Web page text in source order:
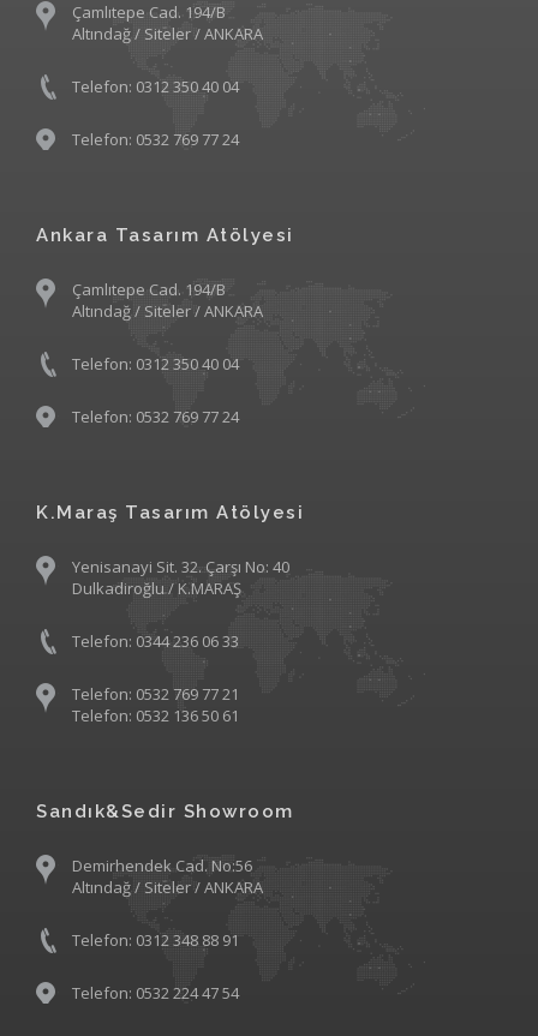
Çamlıtepe Cad. 194/B
Altındağ / Siteler / ANKARA
Telefon: 0312 350 40 04
Telefon: 0532 769 77 24
Ankara Tasarım Atölyesi
Çamlıtepe Cad. 194/B
Altındağ / Siteler / ANKARA
Telefon: 0312 350 40 04
Telefon: 0532 769 77 24
K.Maraş Tasarım Atölyesi
Yenisanayi Sit. 32. Çarşı No: 40
Dulkadiroğlu / K.MARAŞ
Telefon: 0344 236 06 33
Telefon: 0532 769 77 21
Telefon: 0532 136 50 61
Sandık&Sedir Showroom
Demirhendek Cad. No:56
Altındağ / Siteler / ANKARA
Telefon: 0312 348 88 91
Telefon: 0532 224 47 54